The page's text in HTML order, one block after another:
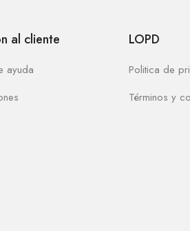
al cliente
ayuda
LOPD
Politica de
Términos y